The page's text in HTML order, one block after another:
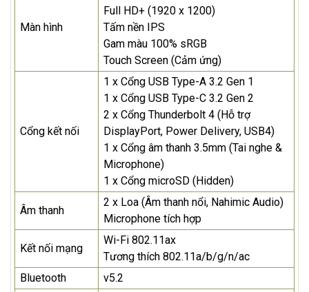
Màn hình
Full HD+ (1920 x 1200)
Tấm nền IPS
Gam màu 100% sRGB
Touch Screen (Cảm ứng)
Cổng kết nối
1 x Cổng USB Type-A 3.2 Gen 1
1 x Cổng USB Type-C 3.2 Gen 2
2 x Cổng Thunderbolt 4 (Hỗ trợ
DisplayPort, Power Delivery, USB4)
1 x Cổng âm thanh 3.5mm (Tai nghe &
Microphone)
1 x Cổng microSD (Hidden)
Âm thanh
2 x Loa (Âm thanh nổi, Nahimic Audio)
Microphone tích hợp
Kết nối mạng
Wi-Fi 802.11ax
Tương thích 802.11a/b/g/n/ac
Bluetooth
v5.2